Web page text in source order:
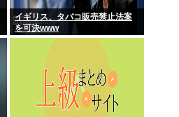
イギリス、タバコ販売禁止法案
を可決www